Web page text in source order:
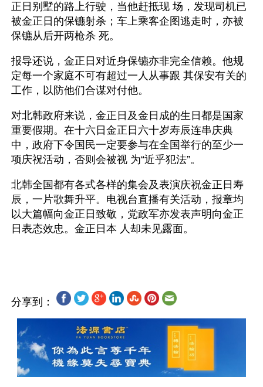
正日别墅的路上行驶，当他赶抵现 场，发现司机已
被金正日的保镳射杀；车上乘客企图逃走时，亦被
保镳从后开两枪杀 死。
报导还说，金正日对近身保镳亦非完全信赖。他规
定每一个家庭不可有超过一人从事跟 其保安有关的
工作，以防他们合谋对付他。
对北韩政府来说，金正日及金日成的生日都是国家
重要假期。在十六日金正日六十岁寿辰连串庆典
中，政府下令国民一定要参与在全国举行的至少一
项庆祝活动，否则会被视 为“近乎犯法”。
北韩全国都有各式各样的集会及表演庆祝金正日寿
辰，一片歌舞升平。电视台直播有关活动，报章均
以大篇幅向金正日致敬，党政军亦发表声明向金正
日表态效忠。金正日本 人却未见露面。
分享到：